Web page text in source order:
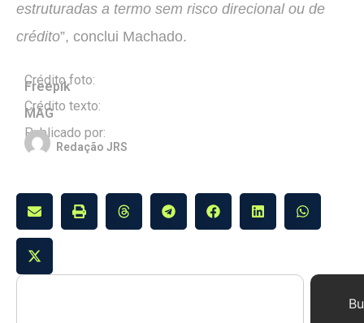
estruturadas a termo sem risco direcional ou de
crédito”, conclui Machado.
Crédito foto:
Freepik
Crédito texto:
MAG
Publicado por:
Redação JRS